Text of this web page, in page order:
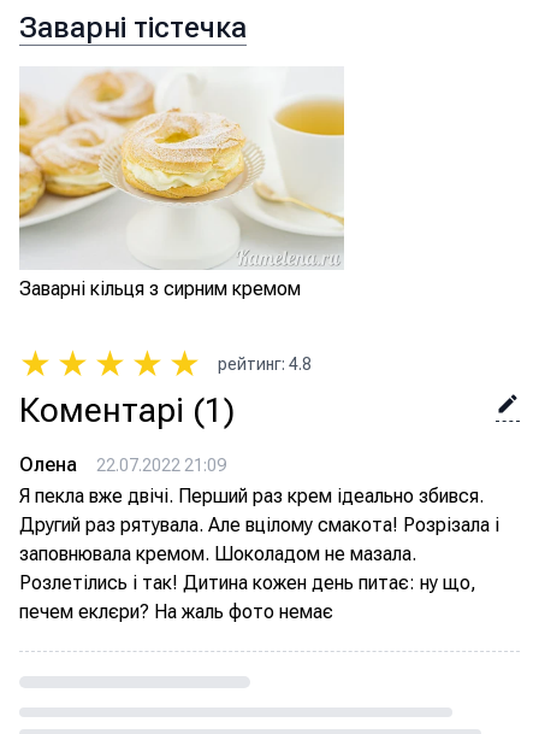
Заварні тістечка
Заварні кільця з сирним кремом
★ ★ ★ ★ ★ рейтинг: 4.8
Коментарі (1)
Олена 22.07.2022 21:09
Я пекла вже двічі. Перший раз крем ідеально збився.
Другий раз рятувала. Але вцілому смакота! Розрізала і
заповнювала кремом. Шоколадом не мазала.
Розлетілись і так! Дитина кожен день питає: ну що,
печем еклєри? На жаль фото немає